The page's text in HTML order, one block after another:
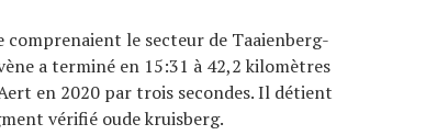
le secteur de Taaienberg-
a terminé en 15:31 à 42,2 kilomètres
en 2020 par trois secondes. Il détient
vérifié oude kruisberg.